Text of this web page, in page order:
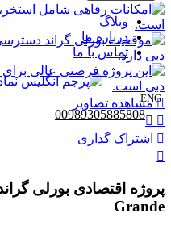
وبلاگ
درباره ما
تماس با ما
ENG
00989305885808
مشاهده تصاویر
اشتراک گذاری
Grande